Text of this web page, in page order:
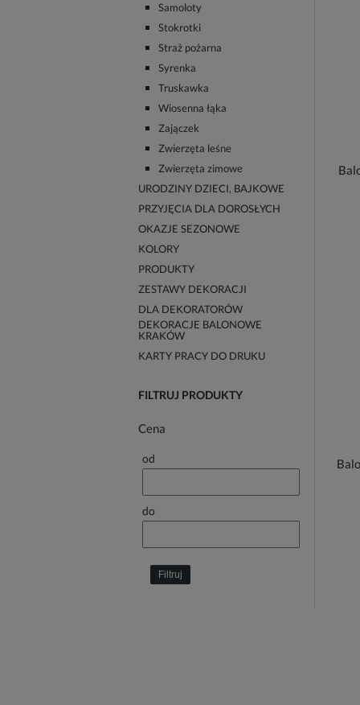
Samoloty
Stokrotki
Straż pożarna
Syrenka
Truskawka
Wiosenna łąka
Zajączek
Zwierzęta leśne
Zwierzęta zimowe
URODZINY DZIECI, BAJKOWE
PRZYJĘCIA DLA DOROSŁYCH
OKAZJE SEZONOWE
KOLORY
PRODUKTY
ZESTAWY DEKORACJI
DLA DEKORATORÓW
DEKORACJE BALONOWE
KRAKÓW
KARTY PRACY DO DRUKU
FILTRUJ PRODUKTY
Cena
od
do
Filtruj